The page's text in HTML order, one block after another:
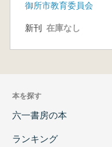
御所市教育委員会
新刊 在庫なし
本を探す
六一書房の本
ランキング